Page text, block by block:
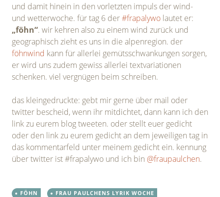
und damit hinein in den vorletzten impuls der wind-
und wetterwoche. für tag 6 der#frapalywo lautet er:
„föhn“. wir kehren also zu einem wind zurück und
geographisch zieht es uns in die alpenregion. der
föhnwind kann für allerlei gemütsschwankungen sorgen,
er wird uns zudem gewiss allerlei textvariationen
schenken. viel vergnügen beim schreiben.
das kleingedruckte: gebt mir gerne über mail oder
twitter bescheid, wenn ihr mitdichtet, dann kann ich den
link zu eurem blog tweeten. oder stellt euer gedicht
oder den link zu eurem gedicht an dem jeweiligen tag in
das kommentarfeld unter meinem gedicht ein. kennung
über twitter ist #frapalywo und ich bin @fraupaulchen.
FÖHN
FRAU PAULCHENS LYRIK WOCHE